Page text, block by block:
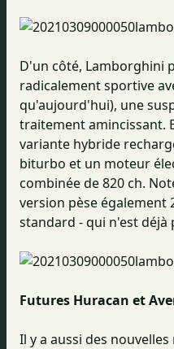
D'un côté, Lamborghini
radicalement sportive
qu'aujourd'hui), une
traitement amincissant.
variante hybride
biturbo et un moteur
combinée de 820 ch.
version pèse également
standard - qui n'est déjà
Futures Huracan et
Il y a aussi des